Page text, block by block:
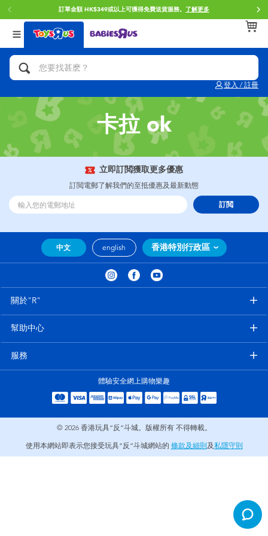
訂單金額 HK$349或以上可獲得免費送貨服務。 了解更多
登入 / 註冊
返回
分類目錄
人氣英雄,角色扮演,射擊玩具
單車,滑板車,騎乘車
拼砌組合及樂高LEGO
玩具車,貨車,火車及遙控系列
手工藝,文具,蠟筆,泥膠,畫板
娃娃, 芭比,收藏公仔
益智學習玩具
戶外及運動用品
角色扮演及造型系列
返回
品牌
Brunch Brother 早午餐兄弟
Toy Story反斗奇兵
Spider-Man蜘蛛俠
Mini Brands
Play-Doh培樂多
Pokemon寶可夢
LeapFrog跳跳蛙
Globber高樂寶
返回
年齢
0~2歳
3~4歳
5~7歳
12~14歳
14歳以上
卡拉 ok
立即訂閲獲取更多優惠
訂閲電郵了解我們的至抵優惠及最新動態
訂閲
中文 english 香港特別行政區
關於"R"
幫助中心
服務
體驗安全網上購物樂趣
© 2026 香港玩具“反”斗城。版權所有 不得轉載。
使用本網站即表示您接受玩具“反”斗城網站的 條款及細則 及私隱守則